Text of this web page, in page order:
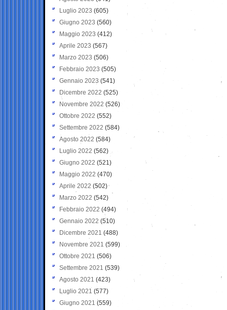
Luglio 2023 (605)
Giugno 2023 (560)
Maggio 2023 (412)
Aprile 2023 (567)
Marzo 2023 (506)
Febbraio 2023 (505)
Gennaio 2023 (541)
Dicembre 2022 (525)
Novembre 2022 (526)
Ottobre 2022 (552)
Settembre 2022 (584)
Agosto 2022 (584)
Luglio 2022 (562)
Giugno 2022 (521)
Maggio 2022 (470)
Aprile 2022 (502)
Marzo 2022 (542)
Febbraio 2022 (494)
Gennaio 2022 (510)
Dicembre 2021 (488)
Novembre 2021 (599)
Ottobre 2021 (506)
Settembre 2021 (539)
Agosto 2021 (423)
Luglio 2021 (577)
Giugno 2021(559)